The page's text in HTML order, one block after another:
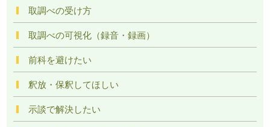
取調べの受け方
取調べの可視化（録音・録画）
前科を避けたい
釈放・保釈してほしい
示談で解決したい